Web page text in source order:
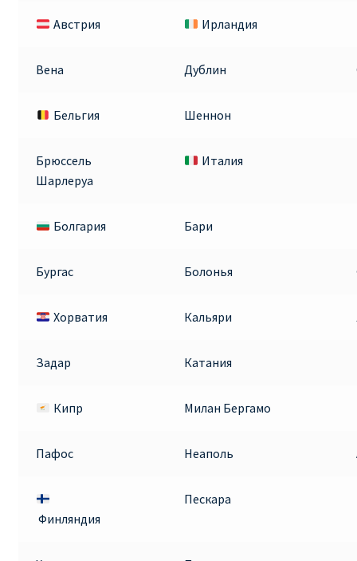
АВИАБИЛЕТЫ ХЕЛЬСИНКИ МИЛАН
Акции RYANAIR из Варшавы
Акции RYANAIR из Вильнюса
Аликанте
Барселона
БИЛЕТЫ RYANAIR | ПОИСК ЛУЧШЕЙ ЦЕНЫ |
ДЕШЕВЫЕ АВИАБИЛЕТЫ В БУХАРЕСТ
ДЕШЕВЫЕ АВИАБИЛЕТЫ В ВАРШАВУ
Австрия Ирландия
Вена Дублин
Бельгия Шеннон
Брюссель
Шарлеруа
Италия
Болгария Бари
Бургас Болонья
Хорватия Кальяри
Задар Катания
Кипр Милан Бергамо
Пафос Неаполь
Финляндия
Пескара